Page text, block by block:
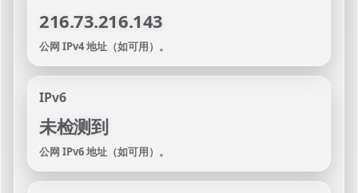
216.73.216.143
公网 IPv4 地址（如可用）。
IPv6
未检测到
公网 IPv6 地址（如可用）。